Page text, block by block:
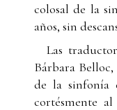
colosal de la
años, sin
Las
Bárbara Belloc,
de la sinfonía
cortésmente